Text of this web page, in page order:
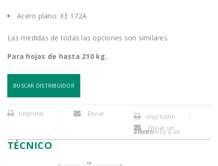
Acero plano: XE 172A
Las medidas de todas las opciones son similares.
Para hojas de hasta 210 kg.
BUSCAR DISTRIBUIDOR
Imprimir Enviar
Impresión
Enviar un
correo electronico a un amigo
TÉCNICO